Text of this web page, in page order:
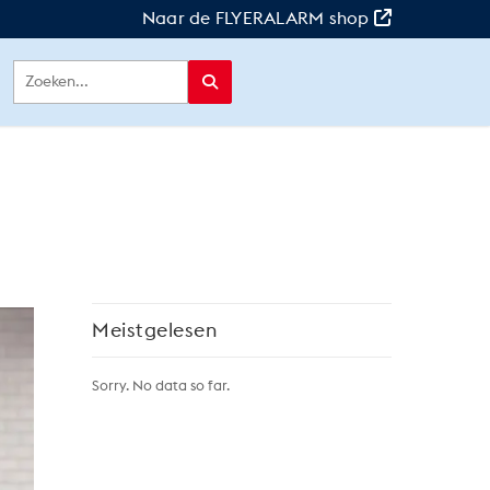
Naar de FLYERALARM shop
Meistgelesen
Sorry. No data so far.